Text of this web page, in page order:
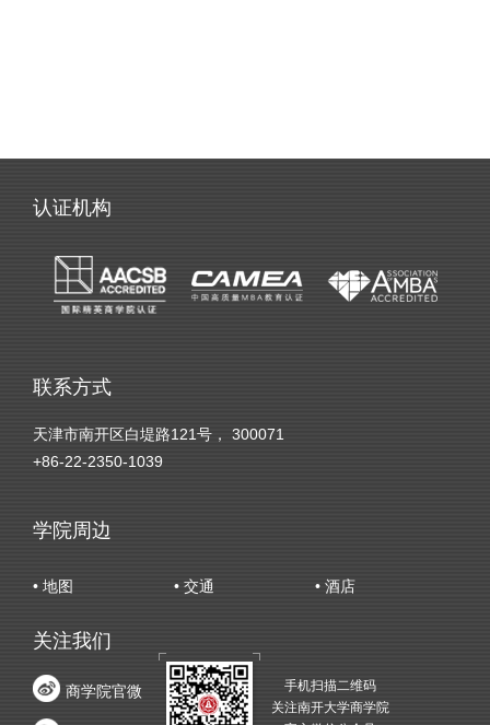
认证机构
联系方式
天津市南开区白堤路121号， 300071
+86-22-2350-1039
学院周边
• 地图 • 交通 • 酒店
关注我们
商学院官微
手机扫描二维码
关注南开大学商学院